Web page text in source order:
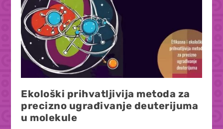
Ekološki prihvatljivija metoda za
precizno ugrađivanje deuterijuma
u molekule